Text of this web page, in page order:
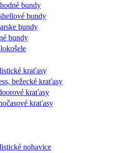
bundy
bundy
bundy
bundy
kraťasy
bežecké kraťasy
kraťasy
kraťasy
nohavice